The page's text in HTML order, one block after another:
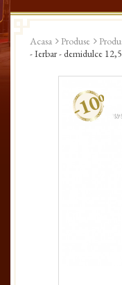
Acasa Produse
- Ierbar - demidulce
-10%